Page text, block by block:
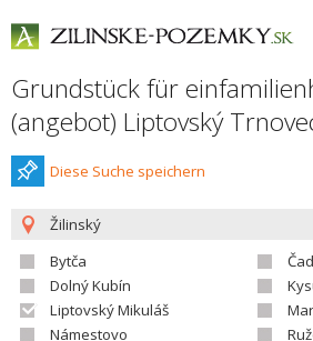
Grundstück für
(angebot) Liptovský
Diese Suche speichern
Žilinský
Bytča
Dolný Kubín
Liptovský Mikuláš
Námestovo